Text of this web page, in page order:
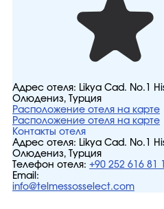
Адрес отеля: Likya Cad. No.1
Олюдениз, Турция
Расположение отеля на карте
Расположение отеля на карте
Контакты отеля
Адрес отеля: Likya Cad. No.1
Олюдениз, Турция
Телефон отеля: +90 252 616 81
Email:
info@telmessosselect.com